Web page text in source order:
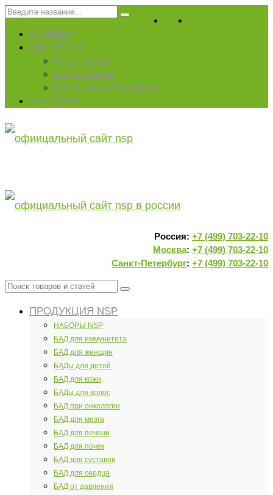
Искать:
ОТЗЫВЫ
ГДЕ КУПИТЬ
NSP в России
NSP в Москве
NSP в Санкт-Петербурге
ДОСТАВКА
Россия: +7 (499) 703-22-10
Москва: +7 (499) 703-22-10
Санкт-Петербург: +7 (499) 703-22-10
Поиск
ПРОДУКЦИЯ NSP
НАБОРЫ NSP
БАД для иммунитета
БАД для женщин
БАДы для детей
БАД для кожи
БАДы для волос
БАД при онкологии
БАД для мозга
БАД для печени
БАД для почек
БАД для суставов
БАД для сердца
БАД от давления